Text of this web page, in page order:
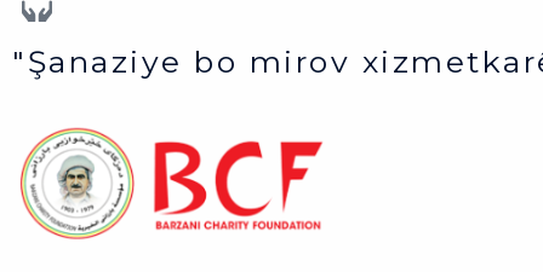
"Şanaziye bo mirov